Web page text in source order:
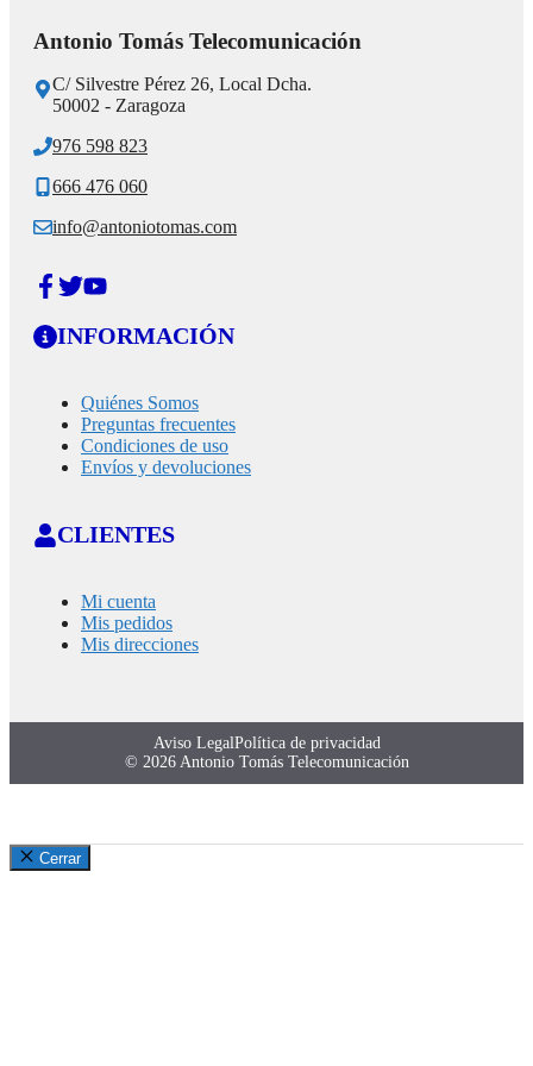
Antonio Tomás Telecomunicación
C/ Silvestre Pérez 26, Local Dcha.
50002 - Zaragoza
976 598 823
666 476 060
info@antoniotomas.com
INFORMACIÓN
Quiénes Somos
Preguntas frecuentes
Condiciones de uso
Envíos y devoluciones
CLIENTES
Mi cuenta
Mis pedidos
Mis direcciones
© 2026 Antonio Tomás Telecomunicación
Aviso LegalPolítica de privacidad
Cerrar